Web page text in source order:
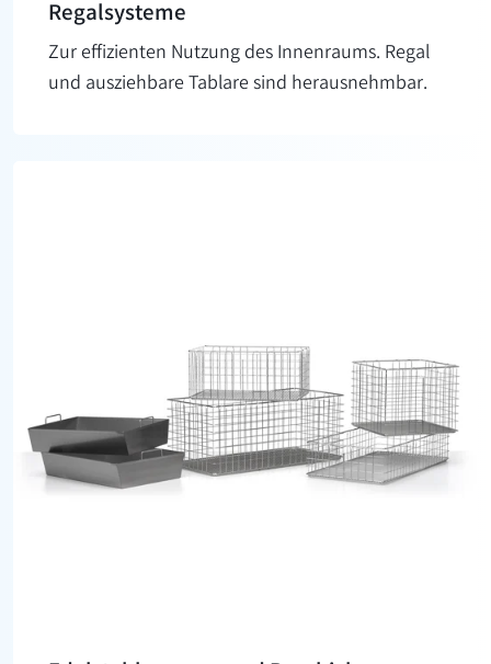
Regal­systeme
Zur effizienten Nutzung des Innenraums. Regal
und ausziehbare Tablare sind herausnehmbar.